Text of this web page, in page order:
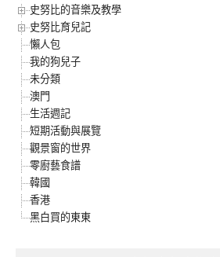
史努比的音樂及教學
史努比育兒記
懶人包
我的狗兒子
未分類
澳門
生活週記
短期活動與展覽
觀景窗的世界
零廚藝食譜
韓國
香港
黑白買的東東